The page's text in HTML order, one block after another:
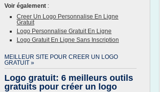
Voir également :
Creer Un Logo Personnalise En Ligne
Gratuit
Logo Personnalise Gratuit En Ligne
Logo Gratuit En Ligne Sans Inscription
MEILLEUR SITE POUR CREER UN LOGO
GRATUIT »
Logo gratuit: 6 meilleurs outils
gratuits pour créer un logo